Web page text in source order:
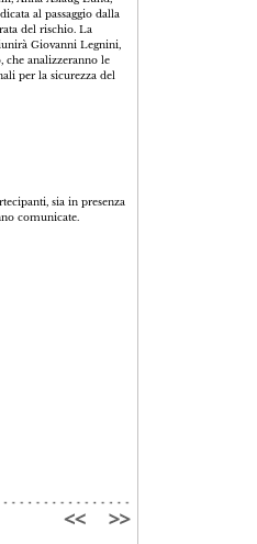
al passaggio dalla
del rischio. La
Giovanni Legnini,
che analizzeranno le
per la sicurezza del
sia in presenza
comunicate.